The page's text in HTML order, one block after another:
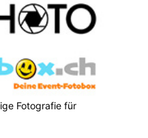
Fotografie für